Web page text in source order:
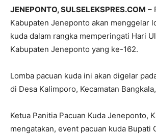
JENEPONTO, SULSELEKSPRES.COM –
Kabupaten Jeneponto akan menggelar
kuda dalam rangka memperingati Hari
Kabupaten Jeneponto yang ke-162.
Lomba pacuan kuda ini akan digelar
di Desa Kalimporo, Kecamatan
Ketua Panitia Pacuan Kuda Jeneponto,
mengatakan, event pacuan kuda Bupati